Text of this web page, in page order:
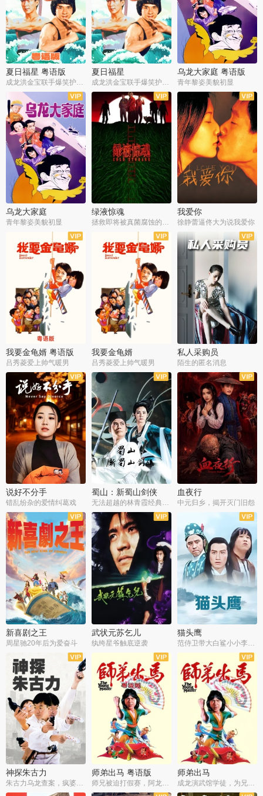
夏日福星 粤语版
成龙洪金宝联手爆笑护美女
夏日福星
成龙洪金宝联手爆笑护美女
乌龙大家庭 粤语版
青年黎姿美貌初显
乌龙大家庭
青年黎姿美貌初显
绿液惊魂
拯救即将被真菌腐蚀的世界
我爱你
徐静蕾逼佟大为说我爱你
我要金龟婿 粤语版
吕秀菱爱上帅气暖男
我要金龟婿
吕秀菱爱上帅气暖男
私人采购员
陌生的匿名消息
说好不分手
错乱纷杂的爱情纠葛戏
蜀山：新蜀山剑侠
无法超越的林青霞经典角色
血夜行
中元归乡，揭开灭门旧怨
新喜剧之王
周星驰20年后为爱奋斗
武状元苏乞儿
纨绔星爷触底逆袭
猫头鹰
神探朱古力
朱古力乌龙查案，疯婆子神助攻
师弟出马 粤语版
师兄被迫打假赛，阿龙追查斗黑帮
师弟出马
成龙演武馆学徒，为兄搏命战黑道